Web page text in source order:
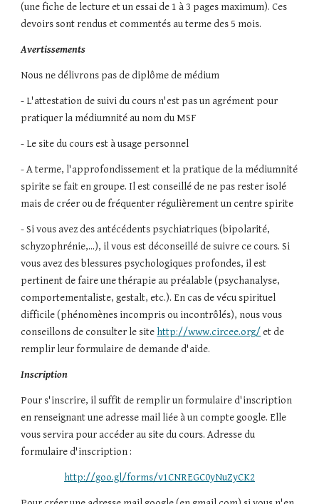
(une fiche de lecture et un essai de 1 à 3 pages maximum). Ces
devoirs sont rendus et commentés au terme des 5 mois.
Avertissements
Nous ne délivrons pas de diplôme de médium
- L'attestation de suivi du cours n'est pas un agrément pour
pratiquer la médiumnité au nom du MSF
- Le site du cours est à usage personnel
- A terme, l'approfondissement et la pratique de la médiumnité
spirite se fait en groupe. Il est conseillé de ne pas rester isolé
mais de créer ou de fréquenter régulièrement un centre spirite
- Si vous avez des antécédents psychiatriques (bipolarité,
schyzophrénie,...), il vous est déconseillé de suivre ce cours. Si
vous avez des blessures psychologiques profondes, il est
pertinent de faire une thérapie au préalable (psychanalyse,
comportementaliste, gestalt, etc.). En cas de vécu spirituel
difficile (phénomènes incompris ou incontrôlés), nous vous
conseillons de consulter le site http://www.circee.org/ et de
remplir leur formulaire de demande d'aide.
Inscription
Pour s'inscrire, il suffit de remplir un formulaire d'inscription
en renseignant une adresse mail liée à un compte google. Elle
vous servira pour accéder au site du cours. Adresse du
formulaire d'inscription :
http://goo.gl/forms/v1CNREGC0yNuZyCK2